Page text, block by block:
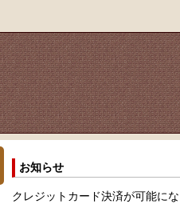
お知らせ
クレジットカード決済が可能にな